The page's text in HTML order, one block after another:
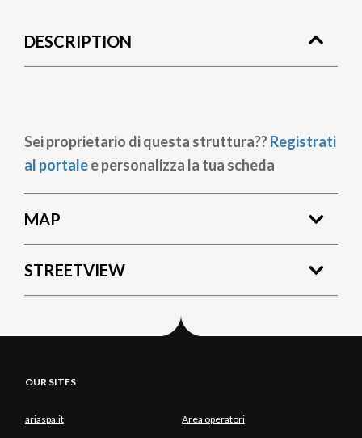
DESCRIPTION
Sei proprietario di questa struttura??Registrati
al portalee personalizza la tua scheda
MAP
STREETVIEW
OUR SITES
ariaspa.it Area operatori